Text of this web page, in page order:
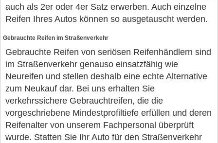
auch als 2er oder 4er Satz erwerben. Auch einzelne
Reifen Ihres Autos können so ausgetauscht werden.
Gebrauchte Reifen im Straßenverkehr
Gebrauchte Reifen von seriösen Reifenhändlern sind
im Straßenverkehr genauso einsatzfähig wie
Neureifen und stellen deshalb eine echte Alternative
zum Neukauf dar. Bei uns erhalten Sie
verkehrssichere Gebrauchtreifen, die die
vorgeschriebene Mindestprofiltiefe erfüllen und deren
Reifenalter von unserem Fachpersonal überprüft
wurde. Statten Sie Ihr Auto für den Straßenverkehr